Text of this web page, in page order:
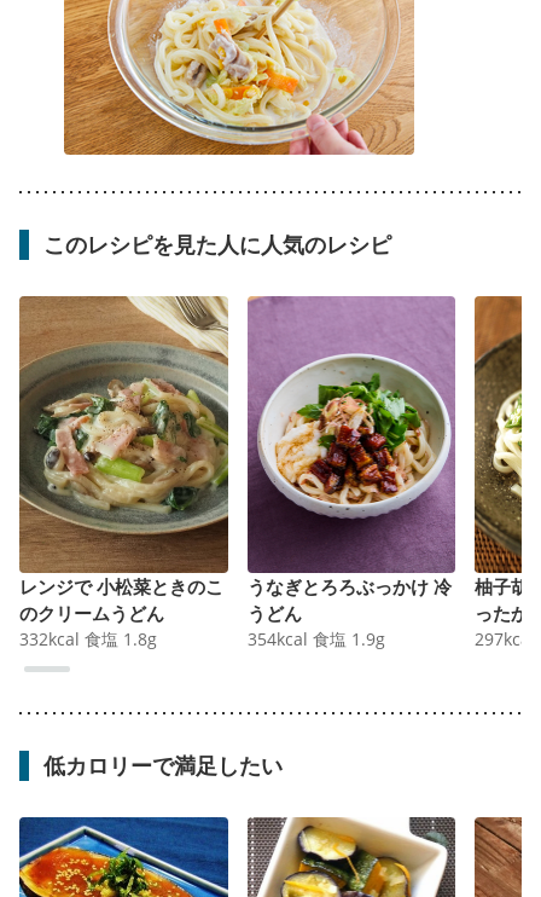
このレシピを見た人に人気のレシピ
レンジで 小松菜ときのこ
のクリームうどん
332kcal 食塩 1.8g
うなぎとろろぶっかけ 冷
うどん
354kcal 食塩 1.9g
柚子胡
ったか
297kcal
低カロリーで満足したい